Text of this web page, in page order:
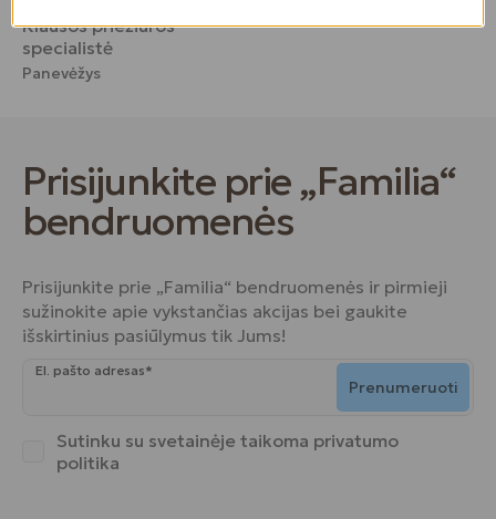
Klausos priežiūros
specialistė
Panevėžys
Prisijunkite prie „Familia“
bendruomenės
Prisijunkite prie „Familia“ bendruomenės ir pirmieji
sužinokite apie vykstančias akcijas bei gaukite
išskirtinius pasiūlymus tik Jums!
Prenumeruoti
El. pašto adresas*
Sutinku su svetainėje taikoma privatumo
politika